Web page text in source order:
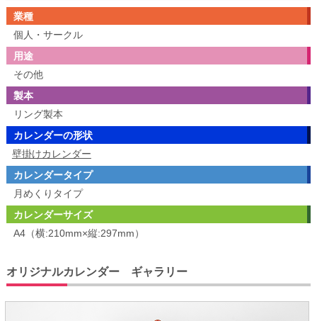
業種
個人・サークル
用途
その他
製本
リング製本
カレンダーの形状
壁掛けカレンダー
カレンダータイプ
月めくりタイプ
カレンダーサイズ
A4（横:210mm×縦:297mm）
オリジナルカレンダー ギャラリー